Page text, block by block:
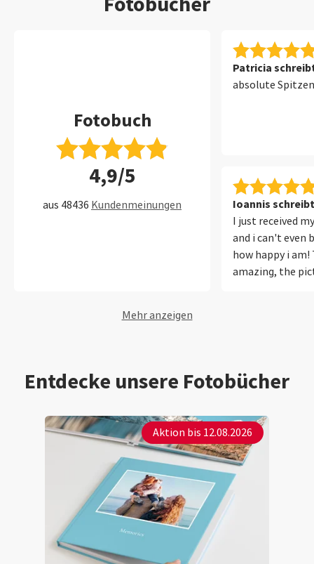
Fotobuch
4,9/5
aus 48436 Kundenmeinungen
Patricia
absolute
Ioannis schreibt
I just received
and i can't even
how happy i
amazing, the
Mehr anzeigen
Entdecke unsere Fotobücher
Aktion bis 12.08.2026